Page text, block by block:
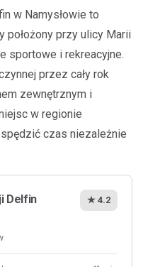
w Namysłowie to
położony przy ulicy Marii
sportowe i rekreacyjne.
przez cały rok
zewnętrznym i
w regionie
czas niezależnie
Delfin
★ 4.2